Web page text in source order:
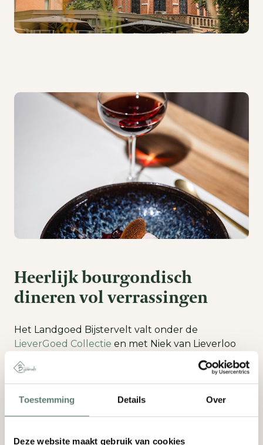
Toestemming Details Over
Deze website maakt gebruik van cookies
Heerlijk bourgondisch
dineren vol verrassingen
Het Landgoed Bijstervelt valt onder de
LieverGoed Collectie en met Niek van Lieverloo
als culinary director ben je gegarandeerd van een
heerlijk en verrassend menu dat wisselt met de
seizoenen. Je kunt natuurlijk kiezen voor een
heerlijk voor-, hoofd- en nagerecht met een
bijpassend wijnarrangement.